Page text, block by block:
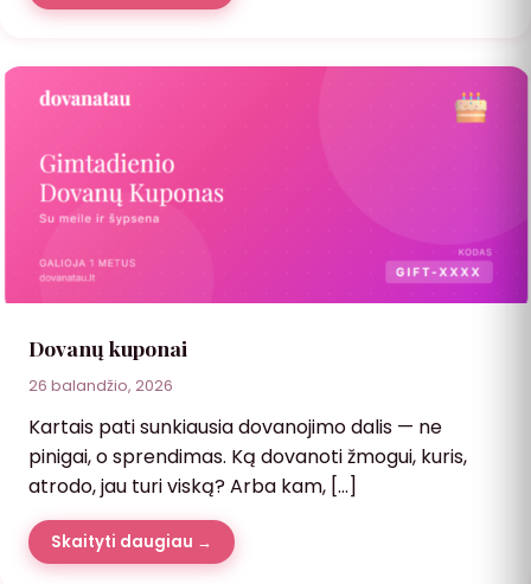
Dovanų kuponai
26 balandžio, 2026
Kartais pati sunkiausia dovanojimo dalis — ne
pinigai, o sprendimas. Ką dovanoti žmogui, kuris,
atrodo, jau turi viską? Arba kam, […]
Skaityti daugiau →